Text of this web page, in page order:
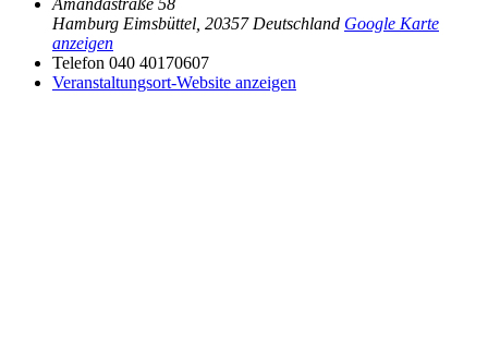
Hamburg Eimsbüttel 20357 Deutschland Google Karte
anzeigen
Telefon 040 40170607
Veranstaltungsort-Website anzeigen